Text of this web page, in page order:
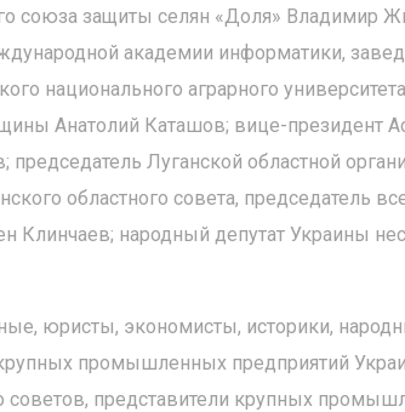
союза защиты селян «Доля» Владимир
академии информатики,
национального аграрного
Анатолий Каташов; вице-президент
Луганской областной
областного совета, председатель
Клинчаев; народный депутат Украины
юристы, экономисты, историки,
промышленных предприятий
советов, представители крупных